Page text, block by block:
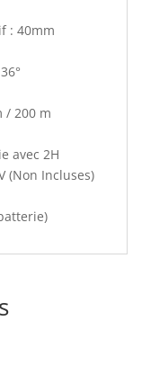
: 40mm
/ 200 m
avec 2H
(Non Incluses)